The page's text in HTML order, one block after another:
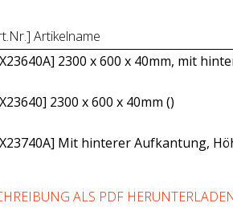
Artikelname
2300 x 600 x 40mm, mit
2300 x 600 x 40mm ()
Mit hinterer Aufkantung,
ALS PDF